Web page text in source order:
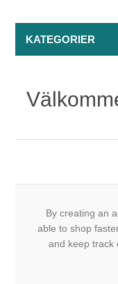
KATEGORIER
By creating an
able to shop
and keep track